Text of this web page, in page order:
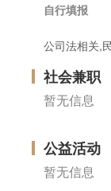
自行填报
公司法相关,
社会兼职
暂无信息
公益活动
暂无信息